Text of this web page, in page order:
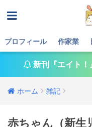
プロフィール 作家業
新刊『エイト！
ホーム 雑記
赤ちゃん（新生